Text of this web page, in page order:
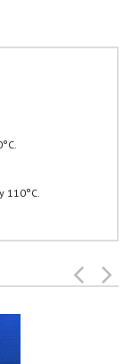
110°C.